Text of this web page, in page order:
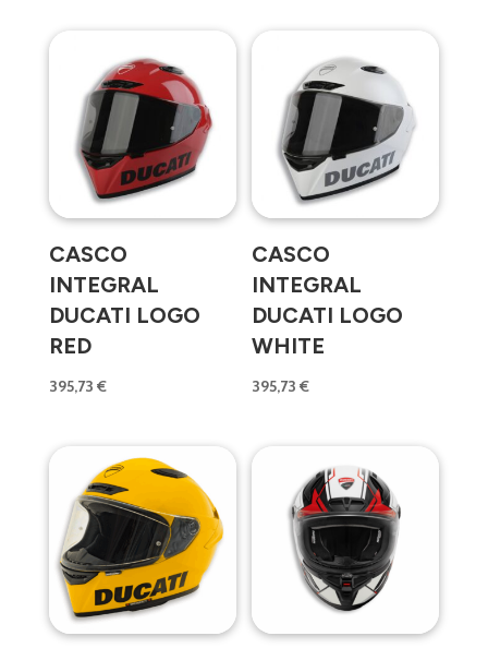
CASCO
INTEGRAL
DUCATI LOGO
RED
395,73 €
CASCO
INTEGRAL
DUCATI LOGO
WHITE
395,73€